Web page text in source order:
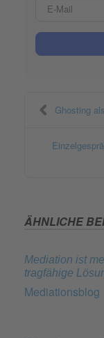
Ghosting
ÄHNLICHE
Mediation ist
tragfähige
Mediationsblog